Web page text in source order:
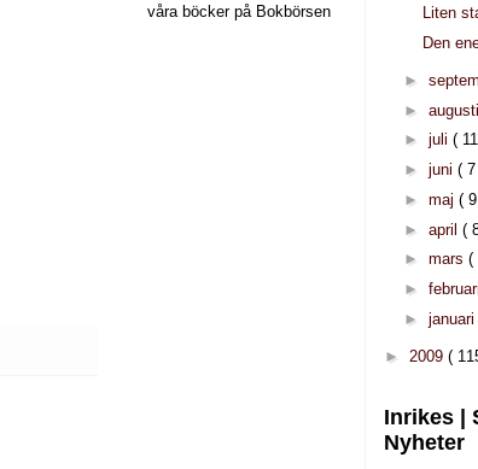
våra böcker på Bokbörsen
Liten
Den
►
►
► juli (
► juni (
► maj (
► april (
► mars (
►
► januari
► 2009 (
Inrikes |
Nyheter